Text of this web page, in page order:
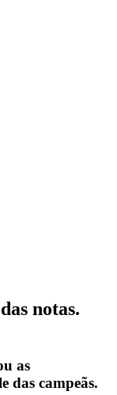
notas.
as
das campeãs.